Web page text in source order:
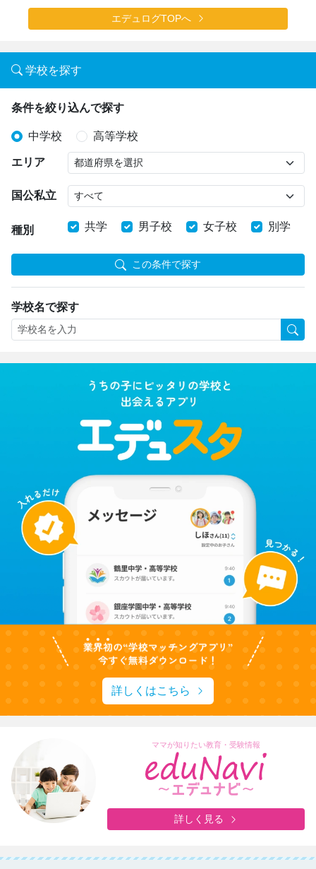
エデュログTOPへ
学校を探す
条件を絞り込んで探す
中学校 高等学校
エリア
国公私立
種別 共学 男子校 女子校 別学
この条件で探す
学校名で探す
詳しくはこちら
ママが知りたい教育・受験情報
詳しく見る